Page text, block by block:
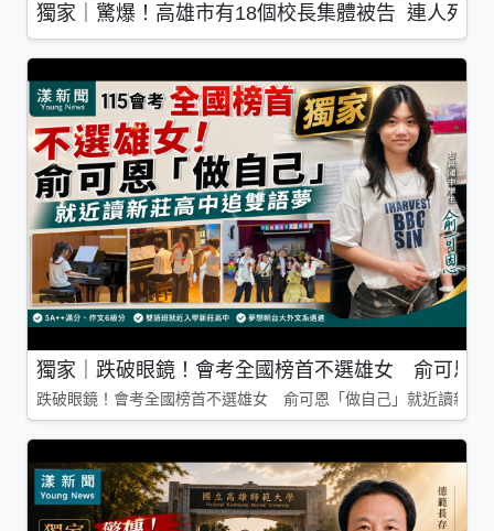
獨家｜驚爆！高雄市有18個校長集體被告 連人死了
獨家｜跌破眼鏡！會考全國榜首不選雄女 俞可恩
跌破眼鏡！會考全國榜首不選雄女 俞可恩「做自己」就近讀新莊